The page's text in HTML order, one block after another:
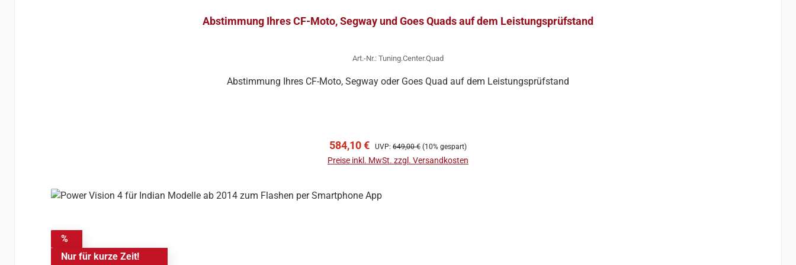
Abstimmung Ihres CF-Moto, Segway und Goes Quads auf dem Leistungsprüfstand
Art.-Nr.: Tuning.Center.Quad
Abstimmung Ihres CF-Moto, Segway oder Goes Quad auf dem Leistungsprüfstand
Verkaufspreis:
584,10 € Regulärer Preis:
UVP: 649,00 € (10% gespart)
Preise inkl. MwSt. zzgl. Versandkosten
%
Nur für kurze Zeit!